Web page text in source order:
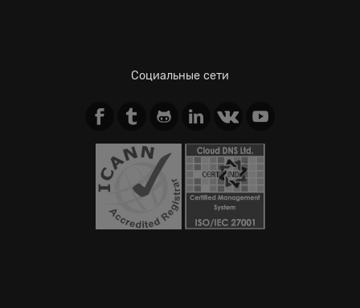
Социальные сети